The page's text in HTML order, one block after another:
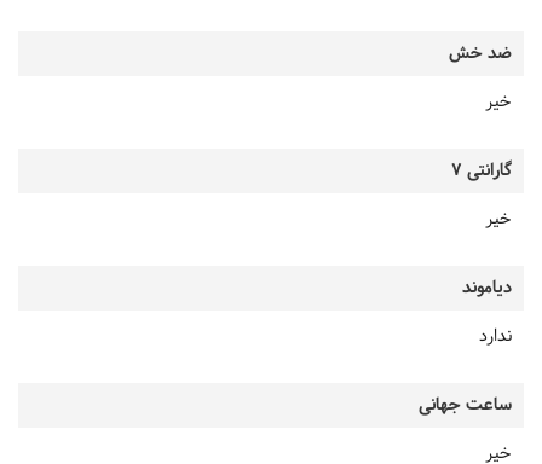
ضد خش
خیر
گارانتی 7
خیر
دیاموند
ندارد
ساعت جهانی
خیر